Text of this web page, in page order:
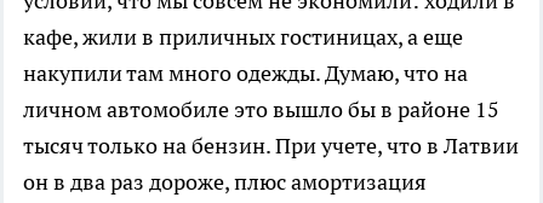
кафе, жили в приличных гостиницах, а еще
накупили там много одежды. Думаю, что на
личном автомобиле это вышло бы в районе 15
тысяч только на бензин. При учете, что в Латвии
он в два раз дороже, плюс амортизация